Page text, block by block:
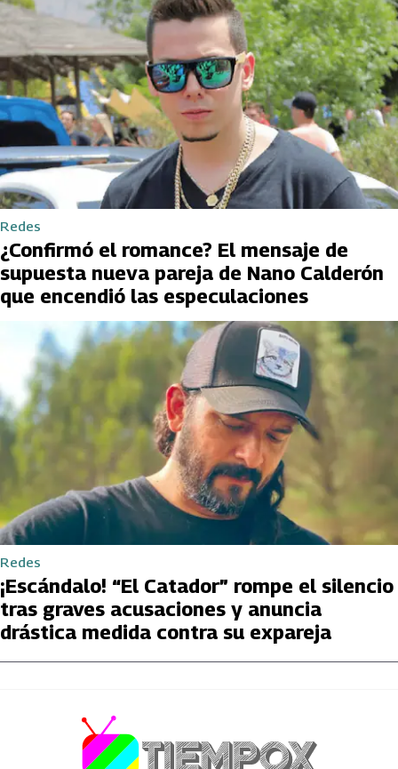
Redes
¿Confirmó el romance? El mensaje de
supuesta nueva pareja de Nano Calderón
que encendió las especulaciones
Redes
¡Escándalo! “El Catador” rompe el silencio
tras graves acusaciones y anuncia
drástica medida contra su expareja